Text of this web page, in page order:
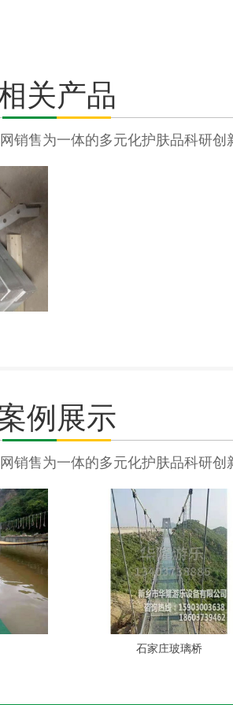
关产品
销售为一体的多元化护肤品科研创
例展示
销售为一体的多元化护肤品科研创
石家庄玻璃桥